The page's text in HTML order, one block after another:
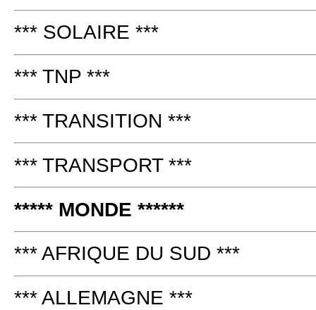
*** SOLAIRE ***
*** TNP ***
*** TRANSITION ***
*** TRANSPORT ***
***** MONDE ******
*** AFRIQUE DU SUD ***
*** ALLEMAGNE ***